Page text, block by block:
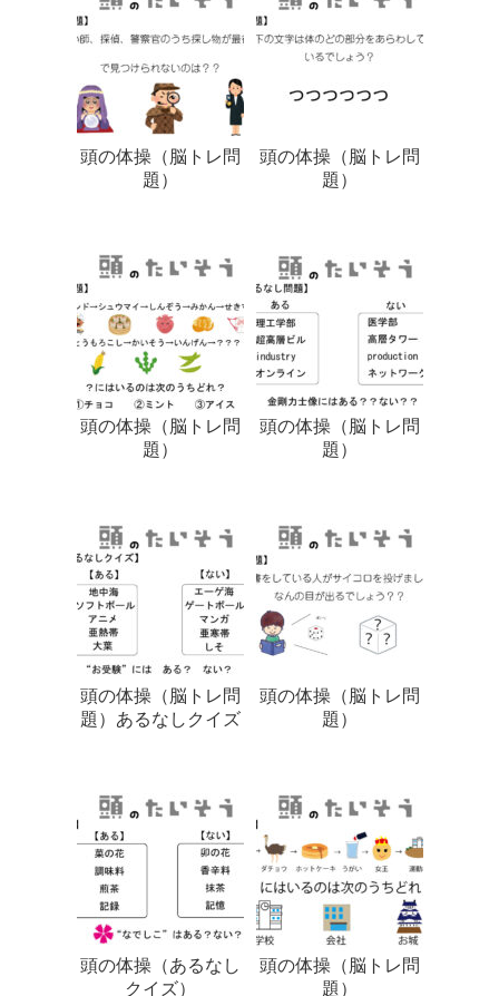
頭の体操（脳トレ問
題）
頭の体操（脳トレ問
題）
頭の体操（脳トレ問
題）
頭の体操（脳トレ問
題）
頭の体操（脳トレ問
題）あるなしクイズ
頭の体操（脳トレ問
題）
頭の体操（あるなし
クイズ）
頭の体操（脳トレ問
題）